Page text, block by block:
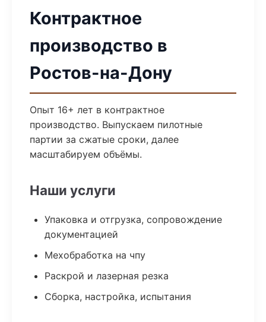
Контрактное
производство в
Ростов-на-Дону
Опыт 16+ лет в контрактное
производство. Выпускаем пилотные
партии за сжатые сроки, далее
масштабируем объёмы.
Наши услуги
Упаковка и отгрузка, сопровождение
документацией
Мехобработка на чпу
Раскрой и лазерная резка
Сборка, настройка, испытания